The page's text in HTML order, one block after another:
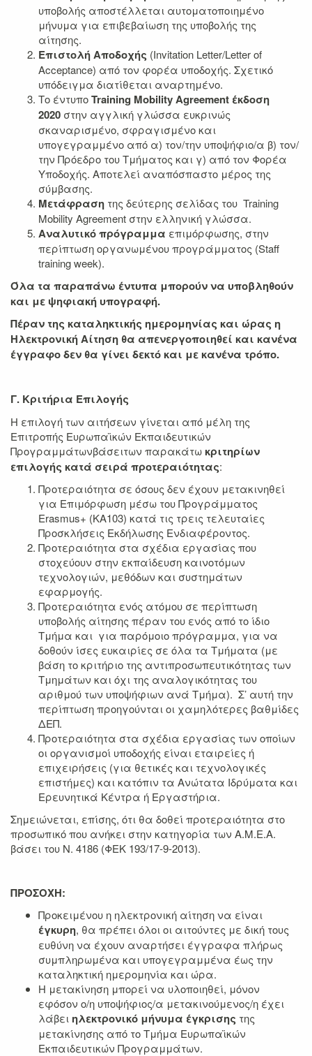
υποβολής αποστέλλεται αυτοματοποιημένο
μήνυμα για επιβεβαίωση της υποβολής της
αίτησης.
ΕπιστολήΑποδοχής (Invitation Letter/Letter of
Acceptance) από τον φορέα υποδοχής. Σχετικό
υπόδειγμα διατίθεται αναρτημένο.
Το έντυποTraining MobilityAgreement έκδοση
2020 στην αγγλική γλώσσα ευκρινώς
σκαναρισμένο, σφραγισμένο και
υπογεγραμμένο από α) τον/την υποψήφιο/α β) τον/
την Πρόεδρο του Τμήματος και γ) από τον Φορέα
Υποδοχής. Αποτελεί αναπόσπαστο μέρος της
σύμβασης.
Μετάφραση της δεύτερης σελίδας του Training
Mobility Agreement στην ελληνική γλώσσα.
Αναλυτικό πρόγραμμα επιμόρφωσης, στην
περίπτωση οργανωμένου προγράμματος (Staff
training week).
Όλα τα παραπάνω έντυπα μπορούν να υποβληθούν
και με ψηφιακή υπογραφή.
Πέραν της καταληκτικής ημερομηνίας και ώρας η
Ηλεκτρονική Αίτηση θα απενεργοποιηθεί και κανένα
έγγραφο δεν θα γίνει δεκτό και με κανένα τρόπο.
Γ. Κριτήρια Επιλογής
Η επιλογή των αιτήσεων γίνεται από μέλη της
Επιτροπής Ευρωπαϊκών Εκπαιδευτικών
Προγραμμάτωνβάσειτων παρακάτωκριτηρίων
επιλογής κατά σειρά προτεραιότητας:
Προτεραιότητα σε όσους δεν έχουν μετακινηθεί
για Επιμόρφωση μέσω του Προγράμματος
Erasmus+ (KA103) κατά τις τρεις τελευταίες
Προσκλήσεις Εκδήλωσης Ενδιαφέροντος.
Προτεραιότητα στα σχέδια εργασίας που
στοχεύουν στην εκπαίδευση καινοτόμων
τεχνολογιών, μεθόδων και συστημάτων
εφαρμογής.
Προτεραιότητα ενός ατόμου σε περίπτωση
υποβολής αίτησης πέραν του ενός από το ίδιο
Τμήμα και για παρόμοιο πρόγραμμα, για να
δοθούν ίσες ευκαιρίες σε όλα τα Τμήματα (με
βάση το κριτήριο της αντιπροσωπευτικότητας των
Τμημάτων και όχι της αναλογικότητας του
αριθμού των υποψήφιων ανά Τμήμα). Σ’ αυτή την
περίπτωση προηγούνται οι χαμηλότερες βαθμίδες
ΔΕΠ.
Προτεραιότητα στα σχέδια εργασίας των οποίων
οι οργανισμοί υποδοχής είναι εταιρείες ή
επιχειρήσεις (για θετικές και τεχνολογικές
επιστήμες) και κατόπιν τα Ανώτατα Ιδρύματα και
Ερευνητικά Κέντρα ή Εργαστήρια.
Σημειώνεται, επίσης, ότι θα δοθεί προτεραιότητα στο
προσωπικό που ανήκει στην κατηγορία των Α.Μ.Ε.Α.
βάσει του Ν. 4186 (ΦΕΚ 193/17-9-2013).
ΠΡΟΣΟΧΗ:
Προκειμένου η ηλεκτρονική αίτηση να είναι
έγκυρη, θα πρέπει όλοι οι αιτούντες με δική τους
ευθύνη να έχουν αναρτήσει έγγραφα πλήρως
συμπληρωμένα και υπογεγραμμένα έως την
καταληκτική ημερομηνία και ώρα.
Η μετακίνηση μπορεί να υλοποιηθεί, μόνον
εφόσον ο/η υποψήφιος/α μετακινούμενος/η έχει
λάβει ηλεκτρονικό μήνυμα έγκρισης της
μετακίνησης από το Τμήμα Ευρωπαϊκών
Εκπαιδευτικών Προγραμμάτων.